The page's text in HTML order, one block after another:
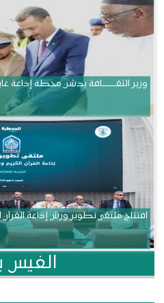
وزير الثقــــــــــافة يدشن محطة إذاعة
افتتاح ملتقى تطوير ورش إذاعة